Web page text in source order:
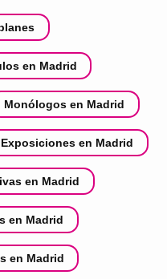
en Madrid
Monólogos en Madrid
Exposiciones en Madrid
en Madrid
en Madrid
en Madrid